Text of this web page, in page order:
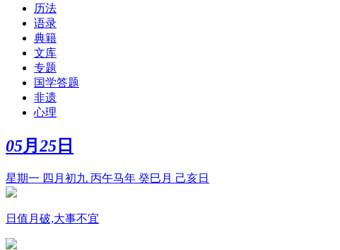
历法
语录
典籍
文库
专题
国学答题
非遗
心理
05月 25 日
星期一 四月初九 丙午马年 癸巳月 己亥日
日值月破,大事不宜